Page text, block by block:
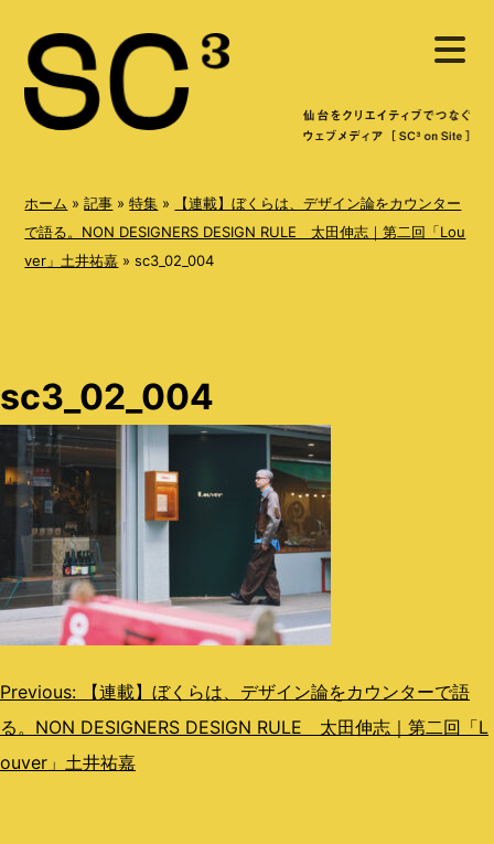
n
メ
ニ
を
開
く
ホーム »記事 »特集 »
【連載】ぼくらは、デザイン論をカウンター
で語る。NON DESIGNERS DESIGN RULE 太田伸志｜第二回「Lou
ver」土井祐嘉 »sc3_02_004
sc3_02_004
投
稿
ナ
Previous:
【連載】ぼくらは、デザイン論をカウンターで語
る。NON DESIGNERS DESIGN RULE 太田伸志｜第二回「L
ouver」土井祐嘉